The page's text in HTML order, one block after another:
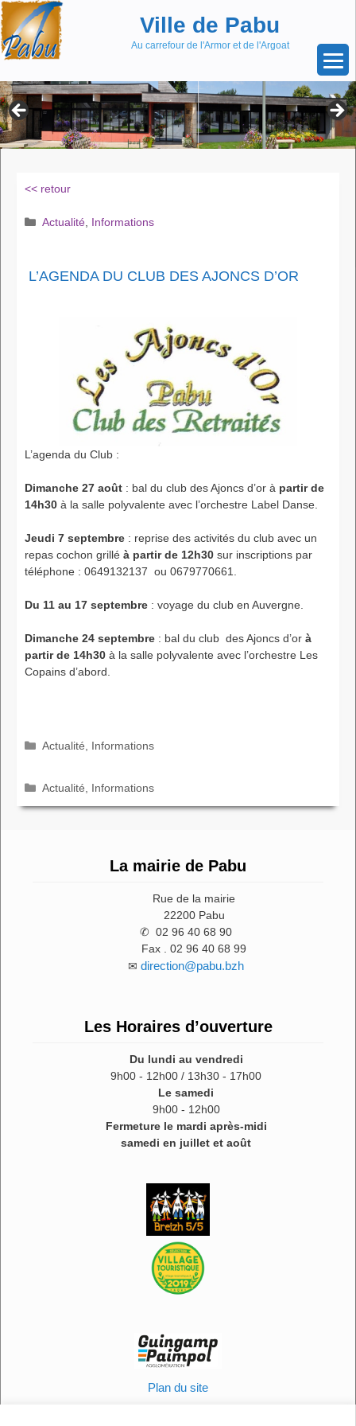
Aller
au
contenu
Skip
to
content
Ville de Pabu
Au carrefour de l'Armor et de l'Argoat
<< retour
Catégories
Actualité, Informations
L’AGENDA DU CLUB DES AJONCS D’OR
L’agenda du Club :
Dimanche 27 août : bal du club des Ajoncs d’or à partir de
14h30 à la salle polyvalente avec l’orchestre Label Danse.
Jeudi 7 septembre : reprise des activités du club avec un
repas cochon grilléà partir de 12h30 sur inscriptions par
téléphone : 0649132137 ou 0679770661.
Du 11 au 17 septembre : voyage du club en Auvergne.
Dimanche 24 septembre : bal du club des Ajoncs d’orà
partir de 14h30 à la salle polyvalente avec l’orchestre Les
Copains d’abord.
Catégories
Actualité Informations
Catégories
Actualité Informations
La mairie de Pabu
Rue de la mairie
22200 Pabu
✆ 02 96 40 68 90
Fax . 02 96 40 68 99
✉ direction@pabu.bzh
Les Horaires d’ouverture
Du lundi au vendredi
9h00 - 12h00 / 13h30 - 17h00
Le samedi
9h00 - 12h00
Fermeture le mardi après-midi
samedi en juillet et août
Plan du site